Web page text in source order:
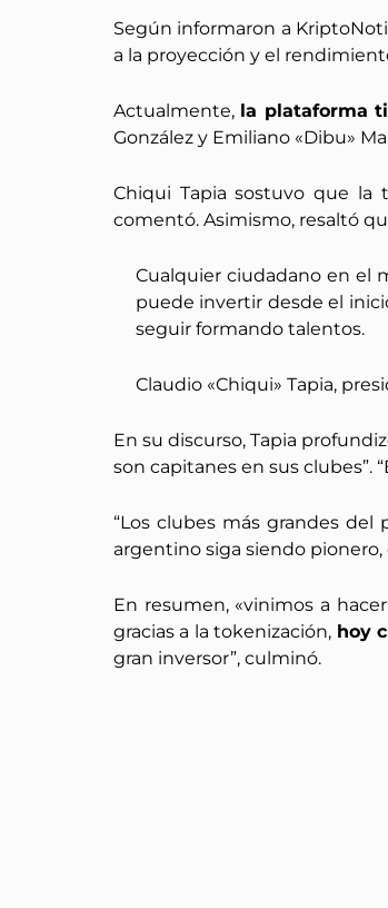
Según informaron a
a la proyección y el
Actualmente, la plataforma
González y Emiliano «Dibu»
Chiqui Tapia sostuvo que la
comentó. Asimismo, resaltó
Cualquier ciudadano en el
puede invertir desde el
seguir formando talentos.
Claudio «Chiqui» Tapia,
En su discurso, Tapia
son capitanes en sus clubes”.
“Los clubes más grandes
argentino siga siendo
En resumen, «vinimos a
gracias a la tokenización, hoy
gran inversor”, culminó.